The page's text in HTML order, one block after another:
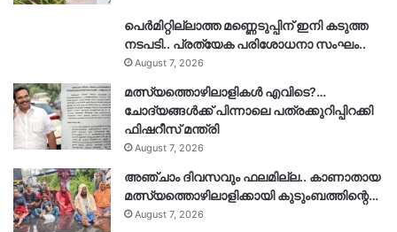
പെർമിറ്റില്ലാത്ത മണ്ണെടുപ്പിന് ഇനി കടുത്ത
നടപടി.. പ്രത്യേക പരിശോധനാ സംഘം..
August 7, 2026
മത്സ്യത്തൊഴിലാളികൾ എവിടെ?…
ചോദ്യങ്ങൾക്ക് പിന്നാലെ പത്രക്കുറിപ്പിറക്കി
ഫിഷറീസ് മന്ത്രി
August 7, 2026
അഞ്ചാം ദിവസവും ഫലമില്ല.. കാണാതായ
മത്സ്യത്തൊഴിലാളിക്കായി കുടുംബത്തിന്റെ…
August 7, 2026